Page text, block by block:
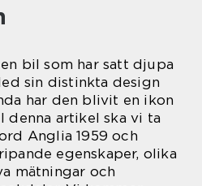
bil som har satt djupa
sin distinkta design
har den blivit en ikon
denna artikel ska vi ta
Anglia 1959 och
egenskaper, olika
mätningar och